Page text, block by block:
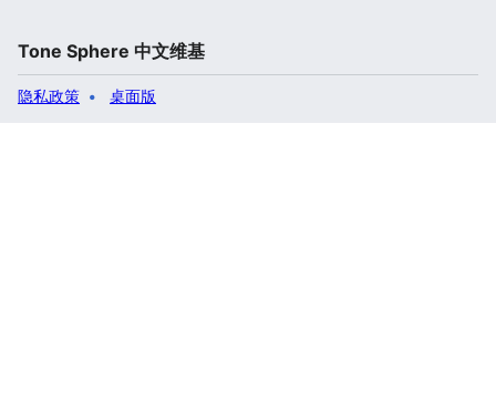
Tone Sphere 中文维基
隐私政策 桌面版